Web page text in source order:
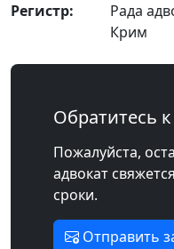
Регистр:
Рада
Крим
Обратитесь
Пожалуйста,
адвокат
сроки.
Отправить